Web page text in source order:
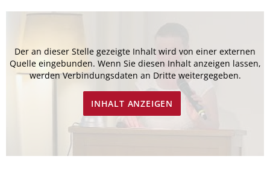
Der an dieser Stelle gezeigte Inhalt wird von einer externen
Quelle eingebunden. Wenn Sie diesen Inhalt anzeigen lassen,
werden Verbindungsdaten an Dritte weitergegeben.
INHALT ANZEIGEN